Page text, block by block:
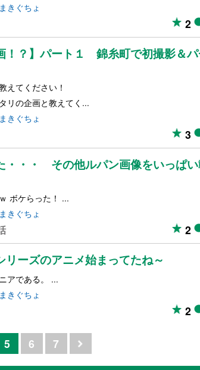
まきぐちょ
2
！？】パート１ 錦糸町で初撮影＆
えてください！
リの企画と教えてく...
まきぐちょ
3
・・・ その他ルパン画像をいっぱ
ボケらった！ ...
まきぐちょ
2
ーズのアニメ始まってたね～
アである。 ...
まきぐちょ
2
5 6 7